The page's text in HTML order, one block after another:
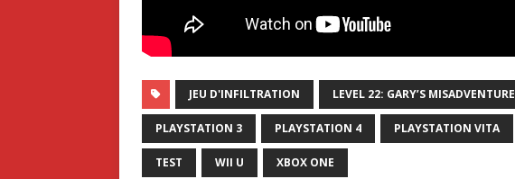
JEU D'INFILTRATION LEVEL 22: GARY’S MISADVENTURE
PLAYSTATION 3 PLAYSTATION 4 PLAYSTATION VITA
TEST WII U XBOX ONE